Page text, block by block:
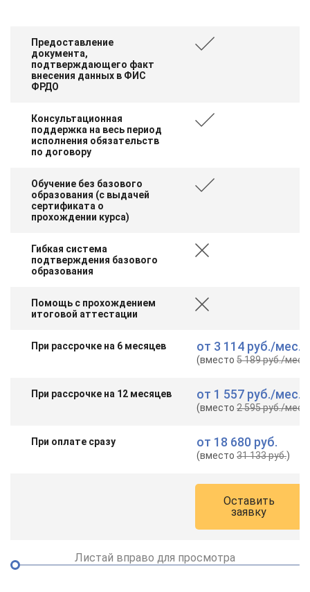
Предоставление
документа,
подтверждающего факт
внесения данных в ФИС
ФРДО
Консультационная
поддержка на весь период
исполнения обязательств
по договору
Обучение без базового
образования (с выдачей
сертификата о
прохождении курса)
Гибкая система
подтверждения базового
образования
Помощь с прохождением
итоговой аттестации
При рассрочке на 6 месяцев от 3 114 руб./мес.
(вместо5 189 руб./мес.
При рассрочке на 12 месяцев от 1 557 руб./мес.
(вместо2 595 руб./мес.
При оплате сразу от 18 680 руб.
(вместо31 133 руб.)
Оставить
заявку
Листай вправо для просмотра